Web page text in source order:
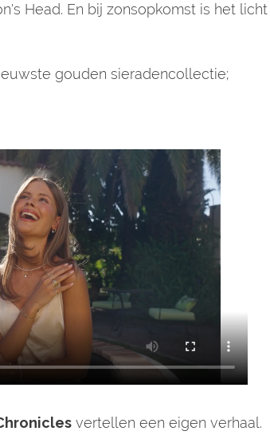
Head. En bij zonsopkomst is het licht
gouden sieradencollectie;
vertellen een eigen verhaal.